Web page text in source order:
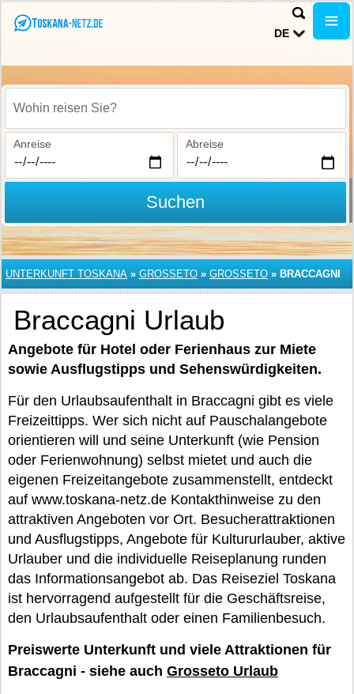
DE
Wohin reisen Sie?
Anreise Abreise
Suchen
UNTERKUNFT TOSKANA » GROSSETO » GROSSETO » BRACCAGNI
Braccagni Urlaub
Angebote für Hotel oder Ferienhaus zur Miete
sowie Ausflugstipps und Sehenswürdigkeiten.
Für den Urlaubsaufenthalt in Braccagni gibt es viele
Freizeittipps. Wer sich nicht auf Pauschalangebote
orientieren will und seine Unterkunft (wie Pension
oder Ferienwohnung) selbst mietet und auch die
eigenen Freizeitangebote zusammenstellt, entdeckt
auf www.toskana-netz.de Kontakthinweise zu den
attraktiven Angeboten vor Ort. Besucherattraktionen
und Ausflugstipps, Angebote für Kultururlauber, aktive
Urlauber und die individuelle Reiseplanung runden
das Informationsangebot ab. Das Reiseziel Toskana
ist hervorragend aufgestellt für die Geschäftsreise,
den Urlaubsaufenthalt oder einen Familienbesuch.
Preiswerte Unterkunft und viele Attraktionen für
Braccagni - siehe auch Grosseto Urlaub